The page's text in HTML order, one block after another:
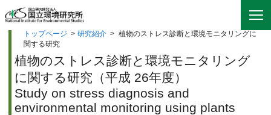
トップページ > 研究紹介 > 植物のストレス診断と環境モニタリングに
関する研究
植物のストレス診断と環境モニタリング
に関する研究（平成 26年度）
Study on stress diagnosis and
environmental monitoring using plants